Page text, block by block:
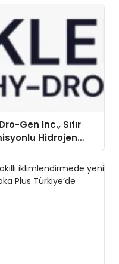
Gen Inc., Sıfır
Hidrojen
ISO ve
Onaylarını